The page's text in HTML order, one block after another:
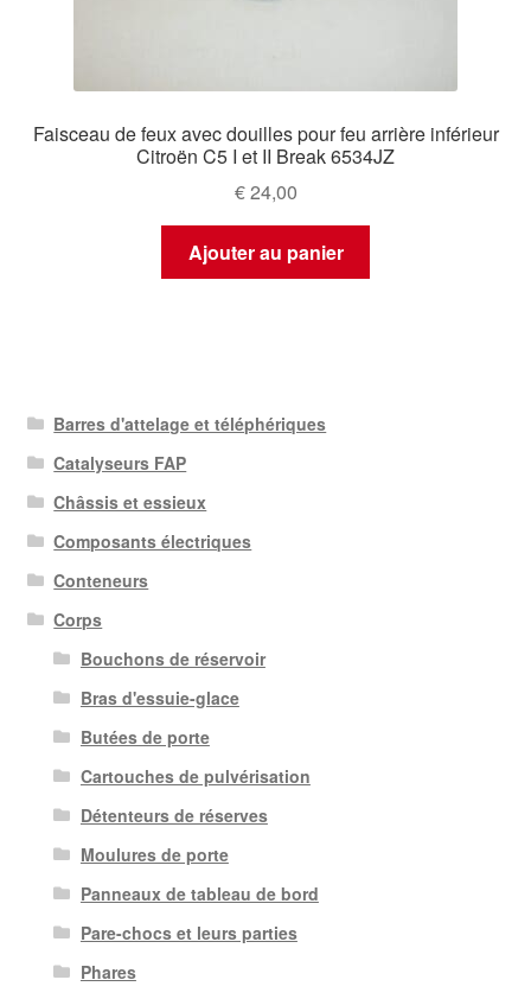
Faisceau de feux avec douilles pour feu arrière inférieur
Citroën C5 I et II Break 6534JZ
€24,00
Ajouter au panier
Barres d'attelage et téléphériques
Catalyseurs FAP
Châssis et essieux
Composants électriques
Conteneurs
Corps
Bouchons de réservoir
Bras d'essuie-glace
Butées de porte
Cartouches de pulvérisation
Détenteurs de réserves
Moulures de porte
Panneaux de tableau de bord
Pare-chocs et leurs parties
Phares